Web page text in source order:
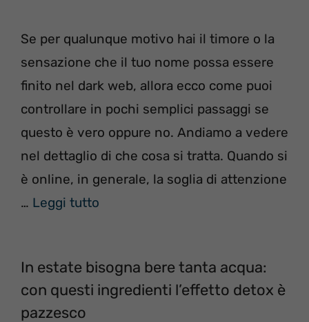
Se per qualunque motivo hai il timore o la
sensazione che il tuo nome possa essere
finito nel dark web, allora ecco come puoi
controllare in pochi semplici passaggi se
questo è vero oppure no. Andiamo a vedere
nel dettaglio di che cosa si tratta. Quando si
è online, in generale, la soglia di attenzione
… Leggi tutto
In estate bisogna bere tanta acqua:
con questi ingredienti l’effetto detox è
pazzesco